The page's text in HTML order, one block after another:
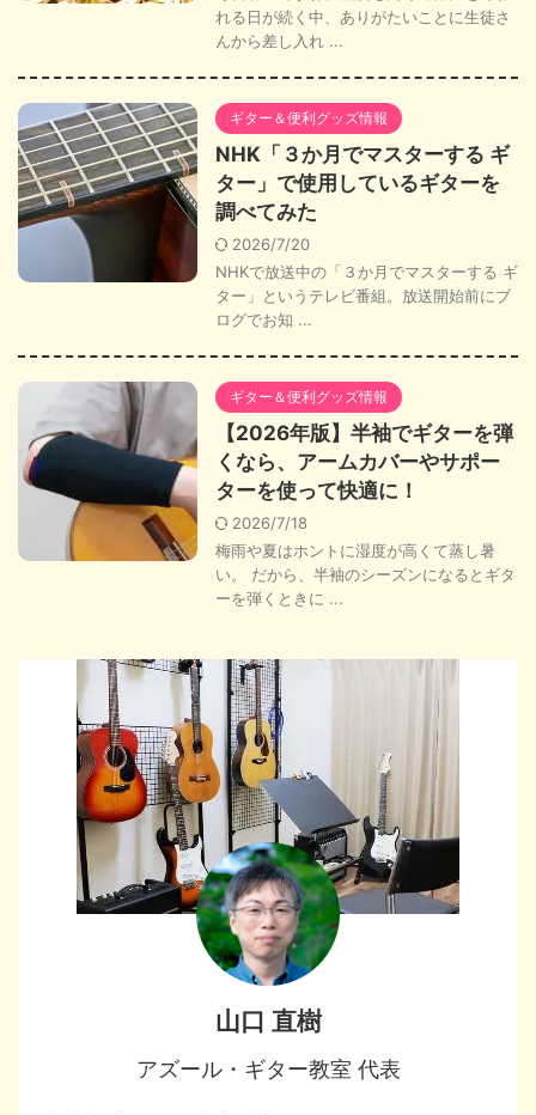
れる日が続く中、ありがたいことに生徒さ
んから差し入れ ...
ギター＆便利グッズ情報
NHK「３か月でマスターする ギ
ター」で使用しているギターを
調べてみた
2026/7/20
NHKで放送中の「３か月でマスターする ギ
ター」というテレビ番組。放送開始前にブ
ログでお知 ...
ギター＆便利グッズ情報
【2026年版】半袖でギターを弾
くなら、アームカバーやサポー
ターを使って快適に！
2026/7/18
梅雨や夏はホントに湿度が高くて蒸し暑
い。 だから、半袖のシーズンになるとギタ
ーを弾くときに ...
山口 直樹
アズール・ギター教室 代表